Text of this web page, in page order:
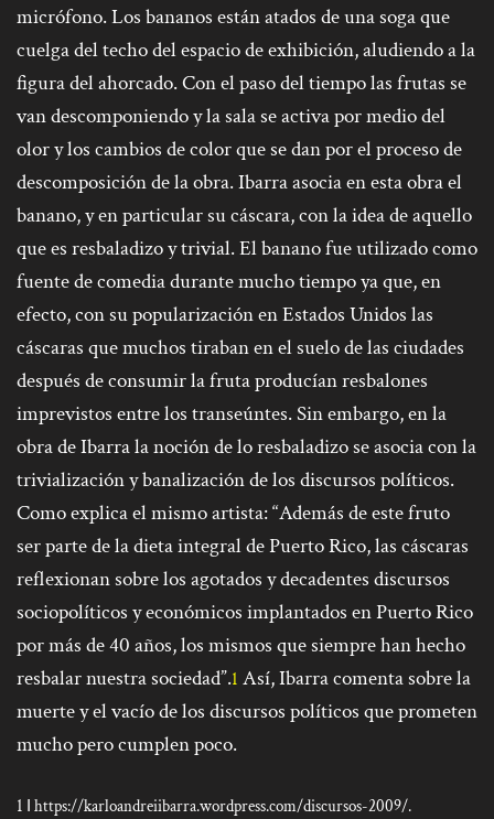
micrófono. Los bananos están atados de una soga que
cuelga del techo del espacio de exhibición, aludiendo a la
figura del ahorcado. Con el paso del tiempo las frutas se
van descomponiendo y la sala se activa por medio del
olor y los cambios de color que se dan por el proceso de
descomposición de la obra. Ibarra asocia en esta obra el
banano, y en particular su cáscara, con la idea de aquello
que es resbaladizo y trivial. El banano fue utilizado como
fuente de comedia durante mucho tiempo ya que, en
efecto, con su popularización en Estados Unidos las
cáscaras que muchos tiraban en el suelo de las ciudades
después de consumir la fruta producían resbalones
imprevistos entre los transeúntes. Sin embargo, en la
obra de Ibarra la noción de lo resbaladizo se asocia con la
trivialización y banalización de los discursos políticos.
Como explica el mismo artista: “Además de este fruto
ser parte de la dieta integral de Puerto Rico, las cáscaras
reflexionan sobre los agotados y decadentes discursos
sociopolíticos y económicos implantados en Puerto Rico
por más de 40 años, los mismos que siempre han hecho
resbalar nuestra sociedad”.1 Así, Ibarra comenta sobre la
muerte y el vacío de los discursos políticos que prometen
mucho pero cumplen poco.
1 I https://karloandreiibarra.wordpress.com/discursos-2009/.